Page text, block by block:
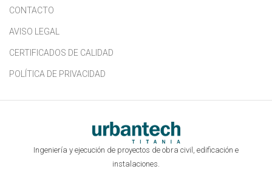
CONTACTO
AVISO LEGAL
CERTIFICADOS DE CALIDAD
POLÍTICA DE PRIVACIDAD
Ingeniería y ejecución de proyectos de obra civil, edificación e
instalaciones.